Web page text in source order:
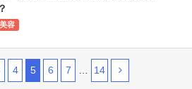
美容
4 5 6 7 14